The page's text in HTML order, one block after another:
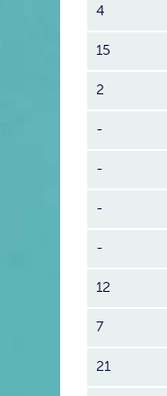
4
15
2
-
-
-
-
12
7
21